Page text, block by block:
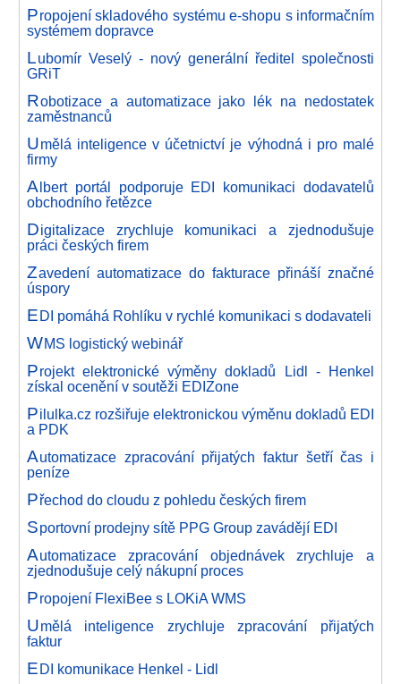
Propojení skladového systému e-shopu s informačním
systémem dopravce
Lubomír Veselý - nový generální ředitel společnosti
GRiT
Robotizace a automatizace jako lék na nedostatek
zaměstnanců
Umělá inteligence v účetnictví je výhodná i pro malé
firmy
Albert portál podporuje EDI komunikaci dodavatelů
obchodního řetězce
Digitalizace zrychluje komunikaci a zjednodušuje
práci českých firem
Zavedení automatizace do fakturace přináší značné
úspory
EDI pomáhá Rohlíku v rychlé komunikaci s dodavateli
WMS logistický webinář
Projekt elektronické výměny dokladů Lidl - Henkel
získal ocenění v soutěži EDIZone
Pilulka.cz rozšiřuje elektronickou výměnu dokladů EDI
a PDK
Automatizace zpracování přijatých faktur šetří čas i
peníze
Přechod do cloudu z pohledu českých firem
Sportovní prodejny sítě PPG Group zavádějí EDI
Automatizace zpracování objednávek zrychluje a
zjednodušuje celý nákupní proces
Propojení FlexiBee s LOKiA WMS
Umělá inteligence zrychluje zpracování přijatých
faktur
EDI komunikace Henkel - Lidl